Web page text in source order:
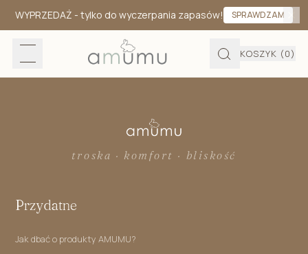
WYPRZEDAŻ - tylko do wyczerpania zapasów! SPRAWDZAM
KOSZYK (0)
troska · komfort · bliskość
Przydatne
Jak dbać o produkty AMUMU?